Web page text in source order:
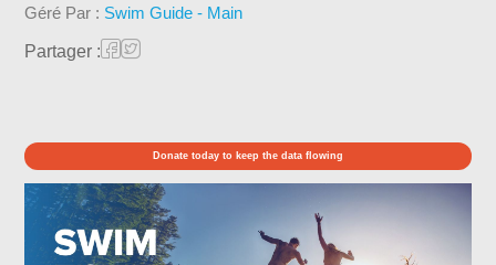
Géré Par : Swim Guide - Main
Partager :
Donate today to keep the data flowing